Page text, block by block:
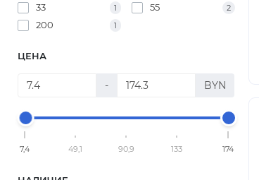
33 1 55 2
200 1
ЦЕНА
- BYN
7,4 49,1 90,9 133 174